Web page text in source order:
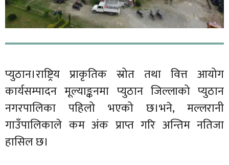
प्युठान।राष्ट्रिय प्राकृतिक स्रोत तथा वित्त आयोग
कार्यसम्पादन मूल्याङ्कनमा प्युठान जिल्लाको प्युठान
नगरपालिका पहिलो भएको छ।भने, मल्लरानी
गाउँपालिकाले कम अंक प्राप्त गरि अन्तिम नतिजा
हासिल छ।